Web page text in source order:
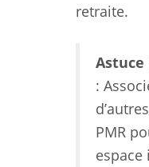
retraite.
:
PMR